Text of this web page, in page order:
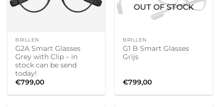
BRILLEN
G2A Smart Glasses
Grey with Clip – in
stock can be send
today!
€799,00
OUT OF STOCK
BRILLEN
G1 B Smart Glasses
Grijs
€799,00